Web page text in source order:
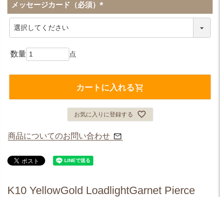
メッセージカード（必須）
(
カートに入れる
お気に入りに登録する
商品についてのお問い合わせ
K10 YellowGold LoadlightGarnet Pierce